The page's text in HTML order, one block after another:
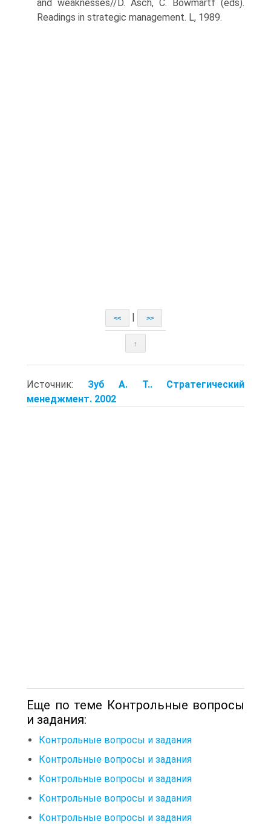
and weaknesses//D. Asch, C. Bowmartf (eds).
Readings in strategic management. L, 1989.
<< >>
↑
Источник: Зуб А. Т.. Стратегический
менеджмент. 2002
Еще по теме Контрольные вопросы
и задания:
Контрольные вопросы и задания
Контрольные вопросы и задания
Контрольные вопросы и задания
Контрольные вопросы и задания
Контрольные вопросы и задания